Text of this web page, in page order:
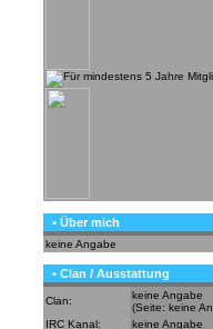
• Über mich
keine Angabe
• Clan / Ausstattung
Clan:
keine Angabe
(Seite: keine
IRC Kanal:
keine Angabe